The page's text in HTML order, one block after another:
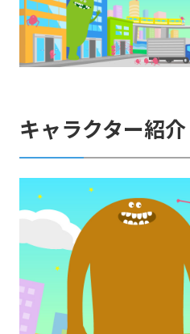
キャラクター紹介